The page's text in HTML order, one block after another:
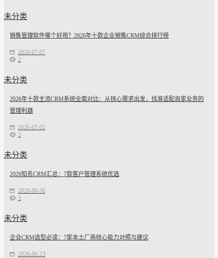
未分类
销售管理软件哪个好用？2026年十款企业销售CRM综合排行榜
2026-07-07
2
未分类
2026年十款主流CRM系统全面对比：从核心需求出发，找准适配自家业务的
管理利器
2026-07-02
2
未分类
2026知名CRM汇总：7款客户管理系统优选
2026-06-30
3
未分类
企业CRM选型必读：7家本土厂商核心能力对照与建议
2026-06-23